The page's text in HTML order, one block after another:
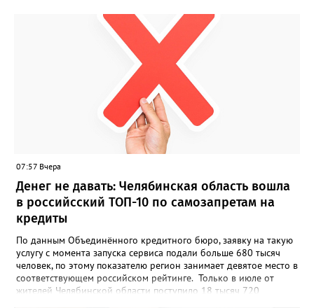
улыбок»; загрузить фотографию с улыбкой – подойдёт портрет
одного человека, пары, семьи или нескольких поколений в
одном кадре; отметить один или несколько городов,
связанных с историей семьи или важными воспоминаниями;
добавить подписи к городам, кратко объяснив связь с каждым
из них, указать контакты и подтвердить согласие с правилами
проекта», - говорится в инструкции на сайте проекта. ‍Заявка
может быть семейной, а после модерации стать частью
визуального архива проекта. 20 участников обещают
пригласить на итоговую фотосессию в Москве. Персональную
«Карту улыбок», которую можно скачать, сохранить и
опубликовать в социальных сетях, отмечают в оргкомитете,
получат все, кто улыбнулся.
07:57 Вчера
Денег не давать: Челябинская область вошла
в российсский ТОП-10 по самозапретам на
кредиты
По данным Объединённого кредитного бюро, заявку на такую
услугу с момента запуска сервиса подали больше 680 тысяч
человек, по этому показателю регион занимает девятое место в
соответствующем российском рейтинге. Только в июле от
жителей Челябинской области поступило 18 тысяч 720